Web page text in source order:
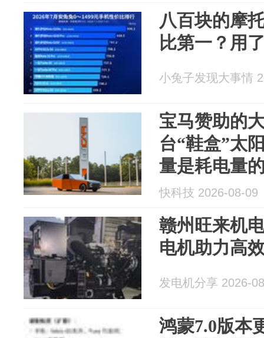
八百块的摩
比第一？用
小兔子发现大事情
宝马赞助的
台“鞋盒”太
量是耗电量
快科技 2026-08-09
赣州旺来机
电机助力高
发电机分享 2026-
鸿蒙7.0版本